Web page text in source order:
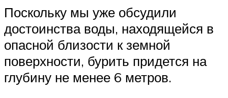
Поскольку мы уже обсудили
достоинства воды, находящейся в
опасной близости к земной
поверхности, бурить придется на
глубину не менее 6 метров.